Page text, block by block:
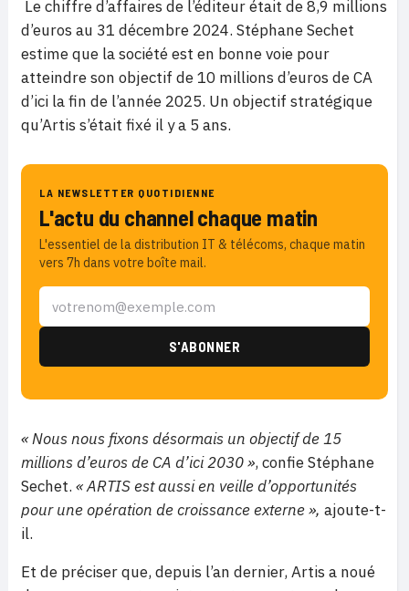
Le chiffre d’affaires de l’éditeur était de 8,9 millions
d’euros au 31 décembre 2024. Stéphane Sechet
estime que la société est en bonne voie pour
atteindre son objectif de 10 millions d’euros de CA
d’ici la fin de l’année 2025. Un objectif stratégique
qu’Artis s’était fixé il y a 5 ans.
LA NEWSLETTER QUOTIDIENNE
L'actu du channel chaque matin
L'essentiel de la distribution IT & télécoms, chaque matin
vers 7h dans votre boîte mail.
« Nous nous fixons désormais un objectif de 15
millions d’euros de CA d’ici 2030 », confie Stéphane
Sechet. « ARTIS est aussi en veille d’opportunités
pour une opération de croissance externe », ajoute-t-
il.
Et de préciser que, depuis l’an dernier, Artis a noué